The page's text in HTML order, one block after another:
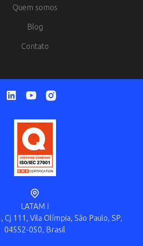
Quem somos
Blog
Contato
LATAM I
Cj 111, Vila Olímpia, São Paulo, SP,
04552-050, Brasil